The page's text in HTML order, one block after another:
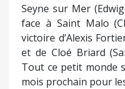
Seyne sur Mer
face à Saint Malo
victoire d’Alexis
et de Cloé Briard
Tout ce petit monde
mois prochain pour